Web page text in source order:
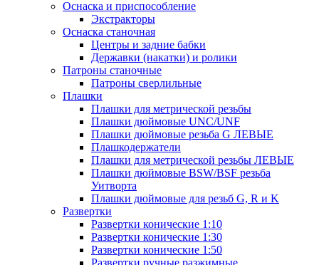
Оснаска и приспособление
Экстракторы
Оснаска станочная
Центры и задние бабки
Державки (накатки) и ролики
Патроны станочные
Патроны сверлильные
Плашки
Плашки для метрической резьбы
Плашки дюймовые UNC/UNF
Плашки дюймовые резьба G ЛЕВЫЕ
Плашкодержатели
Плашки для метрической резьбы ЛЕВЫЕ
Плашки дюймовые BSW/BSF резьба
Уитворта
Плашки дюймовые для резьб G, R и K
Развертки
Развертки конические 1:10
Развертки конические 1:30
Развертки конические 1:50
Развертки ручные разжимные